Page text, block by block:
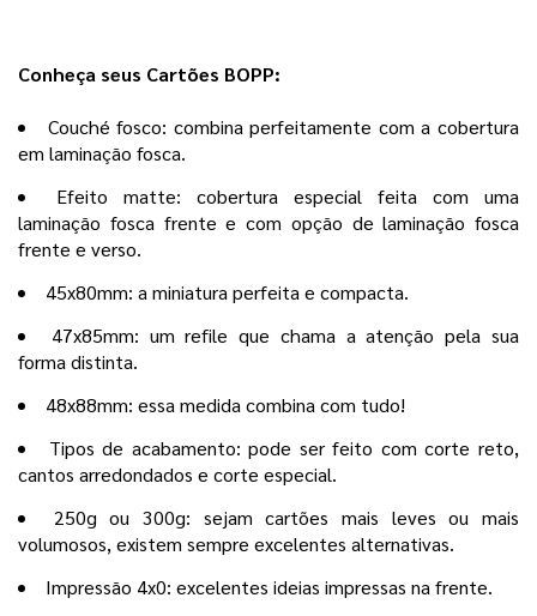
Conheça seus Cartões BOPP:
Couché fosco: combina perfeitamente com a cobertura
em laminação fosca.
Efeito matte: cobertura especial feita com uma
laminação fosca frente e com opção de laminação fosca
frente e verso.
45x80mm: a miniatura perfeita e compacta.
47x85mm: um refile que chama a atenção pela sua
forma distinta.
48x88mm: essa medida combina com tudo!
Tipos de acabamento: pode ser feito com corte reto,
cantos arredondados e corte especial.
250g ou 300g: sejam cartões mais leves ou mais
volumosos, existem sempre excelentes alternativas.
Impressão 4x0: excelentes ideias impressas na frente.